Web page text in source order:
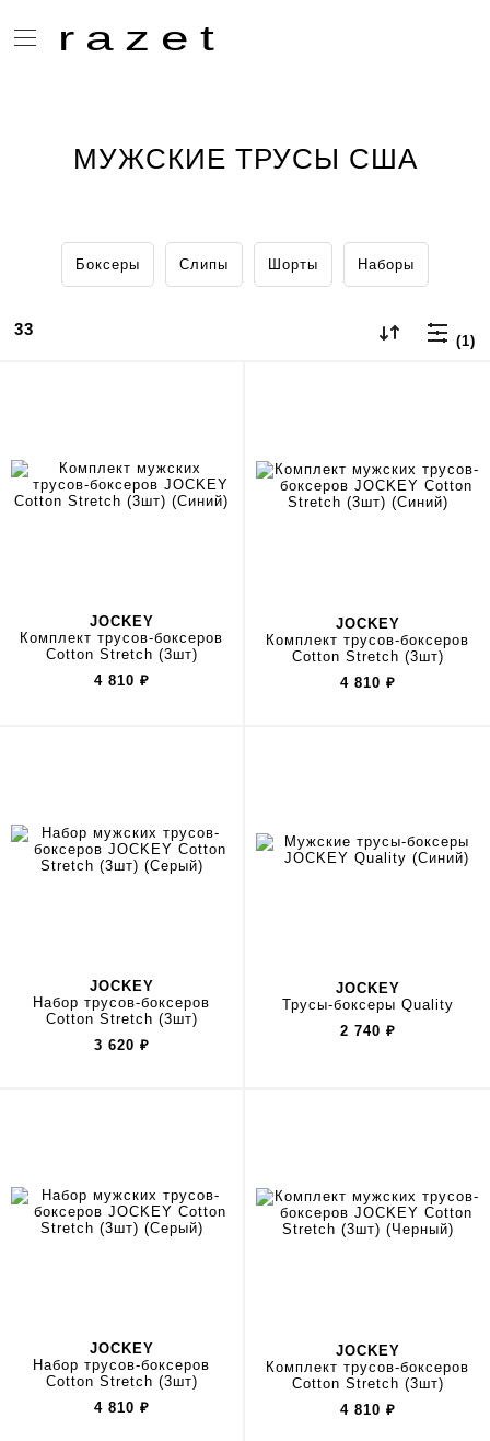
razet
МУЖСКИЕ ТРУСЫ США
Боксеры Слипы Шорты Наборы
(1)
JOCKEY
Комплект трусов-боксеров
Cotton Stretch (3шт)
4 810 ₽
JOCKEY
Комплект трусов-боксеров
Cotton Stretch (3шт)
4 810 ₽
JOCKEY
Набор трусов-боксеров
Cotton Stretch (3шт)
3 620 ₽
JOCKEY
Трусы-боксеры Quality
2 740 ₽
JOCKEY
Набор трусов-боксеров
Cotton Stretch (3шт)
4 810 ₽
JOCKEY
Комплект трусов-боксеров
Cotton Stretch (3шт)
4 810 ₽
33